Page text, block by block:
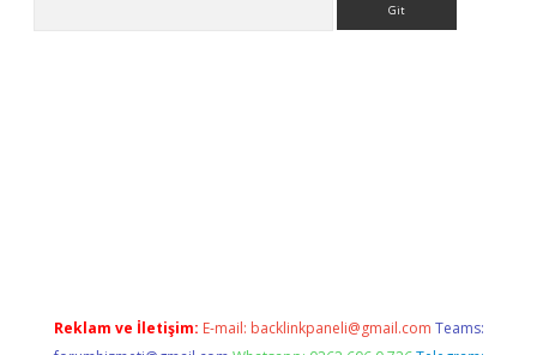
Reklam ve İletişim: E-mail: backlinkpaneli@gmail.com Teams: